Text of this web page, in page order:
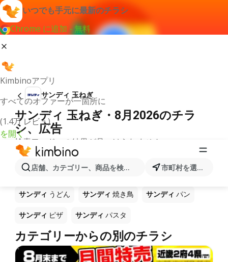
いつでも手元に最新のチラシ
Chrome に追加 - 無料
Kimbinoアプリ
すべてのオファーが一箇所に
(1.4万 レビュ)
を開く
店舗、カテゴリー、商品を検索... 市町村を選択します
サンディ 玉ねぎ
サンディ 玉ねぎ・8月2026のチラ
シ、広告
検索ワードへの結果が見つけられません。
ショップ サンディ で販売中の他製品
サンディラーメン サンディコーヒー サンディご飯
サンディ うどん サンディ 焼き鳥 サンディ パン
サンディ ピザ サンディ パスタ
カテゴリーからの別のチラシ